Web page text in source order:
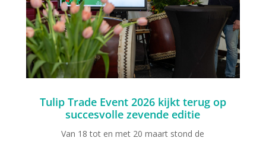
Tulip Trade Event 2026 kijkt terug op
succesvolle zevende editie
Van 18 tot en met 20 maart stond de